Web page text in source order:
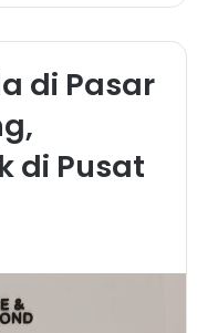
di Pasar
di Pusat